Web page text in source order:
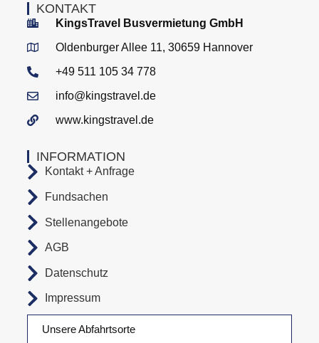
Unsere Abfahrtsorte
INFORMATION
Kontakt + Anfrage
Fundsachen
Stellenangebote
AGB
Datenschutz
Impressum
KONTAKT
KingsTravel Busvermietung GmbH
Oldenburger Allee 11, 30659 Hannover
+49 511 105 34 778
info@kingstravel.de
www.kingstravel.de